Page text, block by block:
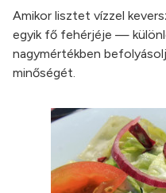
Amikor lisztet vízzel
egyik fő fehérjéje —
nagymértékben
minőségét.